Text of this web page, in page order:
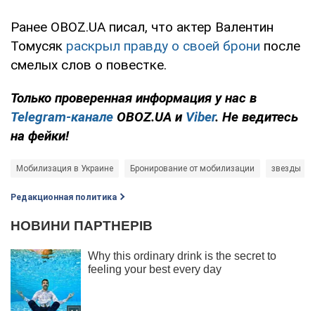
Ранее OBOZ.UA писал, что актер Валентин
Томусяк раскрыл правду о своей брони после
смелых слов о повестке.
Только проверенная информация у нас в
Telegram-канале OBOZ.UA и Viber. Не ведитесь
на фейки!
Мобилизация в Украине Бронирование от мобилизации звезды
Редакционная политика